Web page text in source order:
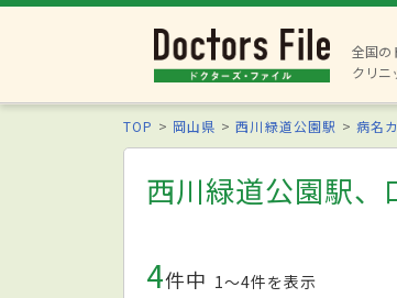
全国の
クリニ
TOP 岡山県 西川緑道公園駅 病名
西川緑道公園駅、
4件中 1〜4件を表示